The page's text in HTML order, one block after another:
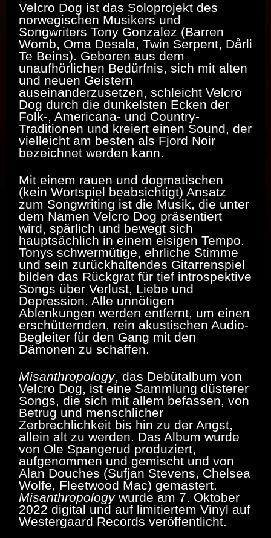
Velcro Dog ist das Soloprojekt des
norwegischen Musikers und
Songwriters Tony Gonzalez (Barren
Womb, Oma Desala, Twin Serpent, Dårli
Te Beins). Geboren aus dem
unaufhörlichen Bedürfnis, sich mit alten
und neuen Geistern
auseinanderzusetzen, schleicht Velcro
Dog durch die dunkelsten Ecken der
Folk-, Americana- und Country-
Traditionen und kreiert einen Sound, der
vielleicht am besten als Fjord Noir
bezeichnet werden kann.
Mit einem rauen und dogmatischen
(kein Wortspiel beabsichtigt) Ansatz
zum Songwriting ist die Musik, die unter
dem Namen Velcro Dog präsentiert
wird, spärlich und bewegt sich
hauptsächlich in einem eisigen Tempo.
Tonys schwermütige, ehrliche Stimme
und sein zurückhaltendes Gitarrenspiel
bilden das Rückgrat für tief introspektive
Songs über Verlust, Liebe und
Depression. Alle unnötigen
Ablenkungen werden entfernt, um einen
erschütternden, rein akustischen Audio-
Begleiter für den Gang mit den
Dämonen zu schaffen.
Misanthropology, das Debütalbum von
Velcro Dog, ist eine Sammlung düsterer
Songs, die sich mit allem befassen, von
Betrug und menschlicher
Zerbrechlichkeit bis hin zu der Angst,
allein alt zu werden. Das Album wurde
von Ole Spangerud produziert,
aufgenommen und gemischt und von
Alan Douches (Sufjan Stevens, Chelsea
Wolfe, Fleetwood Mac) gemastert.
Misanthropologywurde am 7. Oktober
2022 digital und auf limitiertem Vinyl auf
Westergaard Records veröffentlicht.